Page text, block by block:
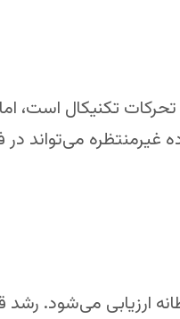
تکنیکال است،
غیرمنتظره می‌تواند
ارزیابی می‌شود. رشد